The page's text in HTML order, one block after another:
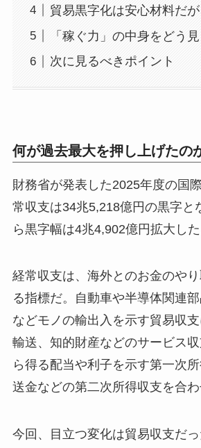
貿易黒字化は安心材料だ
「稼ぐ力」の中身をどう
次に見るべきポイント
何が過去最大を押し上げたの
財務省が発表した2025年度の国
常収支は34兆5,218億円の黒字と
ら黒字幅は4兆4,902億円拡大した
経常収支は、海外とのお金のや
る指標だ。自動車や半導体関連
などモノの輸出入を示す貿易収
輸送、知的財産などのサービス
ら得る配当や利子を示す第一次
送金などの第二次所得収支を合わ
今回、目立つ変化は貿易収支だ